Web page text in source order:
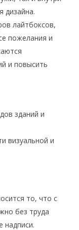
дизайна.
лайтбоксов,
пожелания и
и повысить
зданий и
визуальной и
то, что с
без труда
надписи.